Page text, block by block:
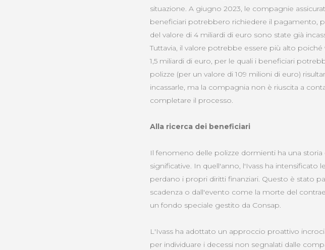
situazione. A giugno 2023, le compagnie
beneficiari potrebbero richiedere il pagamento,
del valore di 4 miliardi di euro sono state già
Tuttavia, il valore potrebbe essere più alto
1,5 miliardi di euro, per le quali i beneficiari
polizze (per un valore di 109 milioni di euro)
incassarle, ma la compagnia non è riuscita a
completare il processo.
Alla ricerca dei beneficiari
Il fenomeno delle polizze dormienti ha una
significative. In quell'anno, l'Ivass ha intensificato
perdano i propri diritti finanziari. Questo è stato
scadenza o dall'evento come la morte del
un fondo speciale gestito da Consap.
L'Ivass ha adottato un approccio proattivo
per individuare i decessi non segnalati dalle